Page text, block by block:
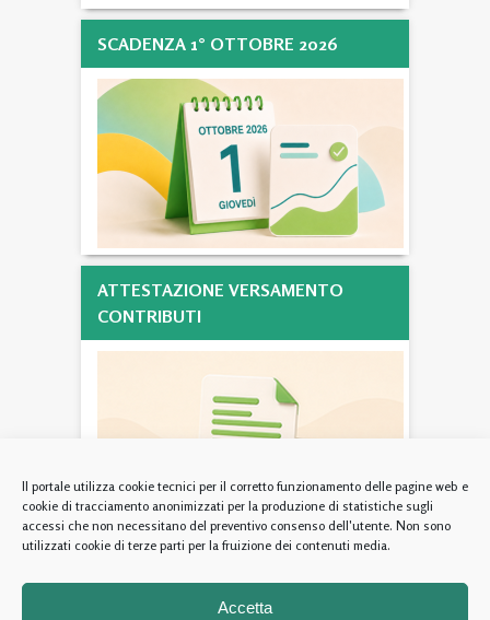
Il portale utilizza cookie tecnici per il corretto funzionamento delle pagine web e
cookie di tracciamento anonimizzati per la produzione di statistiche sugli
accessi che non necessitano del preventivo consenso dell'utente. Non sono
utilizzati cookie di terze parti per la fruizione dei contenuti media.
Accetta
SCADENZA 1° OTTOBRE 2026
ATTESTAZIONE VERSAMENTO
CONTRIBUTI
Fondazione Ente Nazionale di Previdenza ed Assistenza per gli